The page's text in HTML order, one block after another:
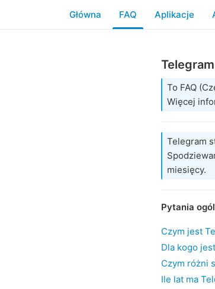
Główna FAQ Aplikacje
Telegram
To FAQ
Więcej
Telegram
miesięcy.
Pytania
Czym jest
Dla kogo
Czym różni
Ile lat ma